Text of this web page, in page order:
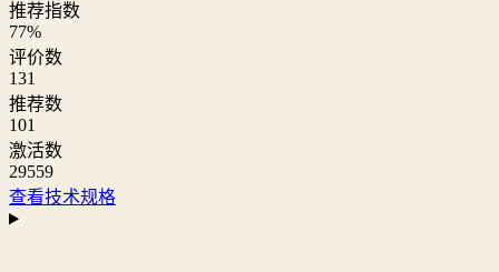
推荐指数
77%
评价数
131
推荐数
101
激活数
29559
查看技术规格